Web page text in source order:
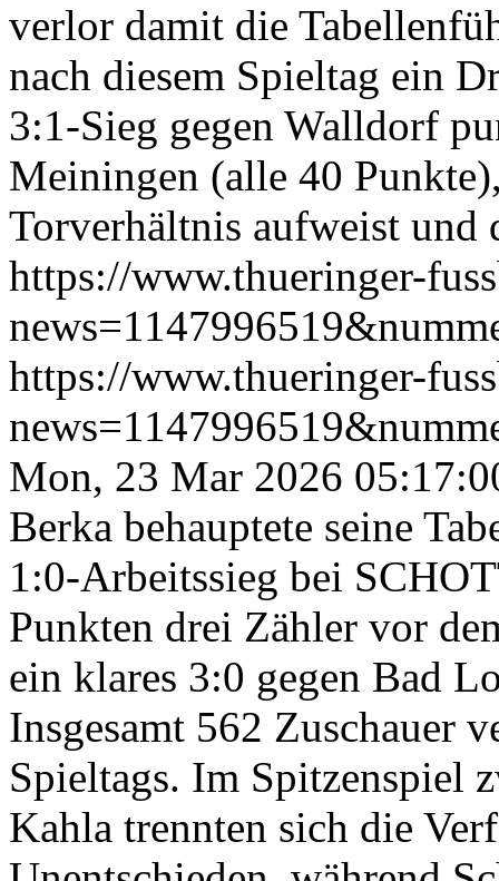
verlor damit die
nach diesem Spieltag ein
3:1-Sieg gegen Walldorf
Meiningen (alle 40
Torverhältnis aufweist und
https://www.thueringer-
https://www.thueringer-
Mon, 23 Mar 2026
Berka behauptete seine
1:0-Arbeitssieg bei
Punkten drei Zähler vor
ein klares 3:0 gegen Bad
Insgesamt 562 Zuschauer
Spieltags. Im Spitzenspiel
Kahla trennten sich die